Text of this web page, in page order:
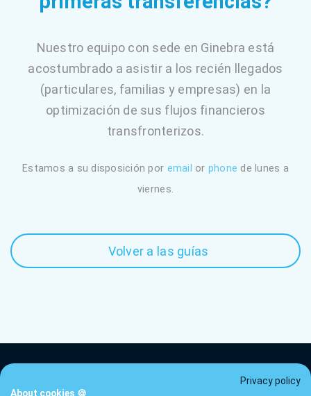
Nuestro equipo con sede en Ginebra está
acostumbrado a asistir a los recién llegados
(particulares, familias y empresas) en la
optimización de sus flujos financieros
transfronterizos.
Estamos a su disposición por email or phone de lunes a
viernes.
Volver a las guías
Privacy policy
About cookies 🍪